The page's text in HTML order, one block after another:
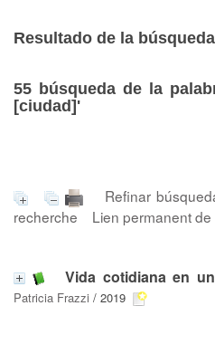
Resultado de la búsqueda
55 búsqueda de la
[ciudad]'
Refinar
recherche
Lien permanent
Vida cotidiana en
Patricia Frazzi / 2019